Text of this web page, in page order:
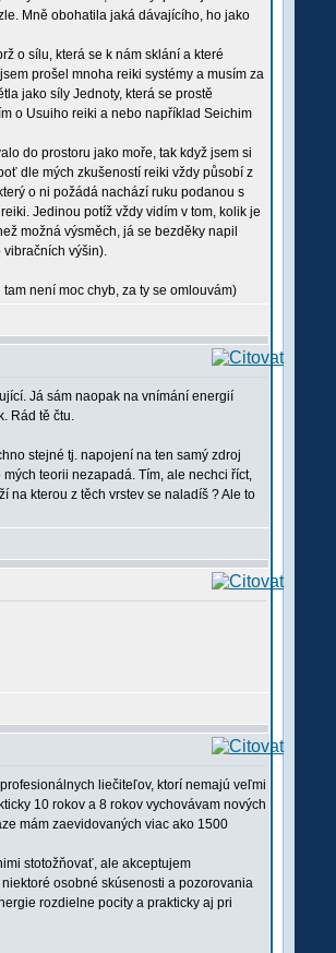
Mně obohatila jaká dávajícího, ho jako
o sílu, která se k nám sklání a které
prošel mnoha reiki systémy a musím za
jako síly Jednoty, která se prostě
o Usuiho reiki a nebo například Seichim
do prostoru jako moře, tak když jsem si
dle mých zkušeností reiki vždy působí z
o ni požádá nachází ruku podanou s
Jedinou potíž vždy vidím v tom, kolik je
možná výsměch, já se bezděky napil
vibračních výšin).
není moc chyb, za ty se omlouvám)
Já sám naopak na vnímání energií
Rád tě čtu.
stejné tj. napojení na ten samý zdroj
teorii nezapadá. Tím, ale nechci říct,
na kterou z těch vrstev se naladíš ? Ale to
liečiteľov, ktorí nemajú veľmi
10 rokov a 8 rokov vychovávam nových
mám zaevidovaných viac ako 1500
stotožňovať, ale akceptujem
osobné skúsenosti a pozorovania
rozdielne pocity a prakticky aj pri